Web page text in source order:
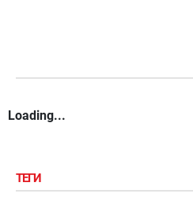
Loading...
ТЕГИ